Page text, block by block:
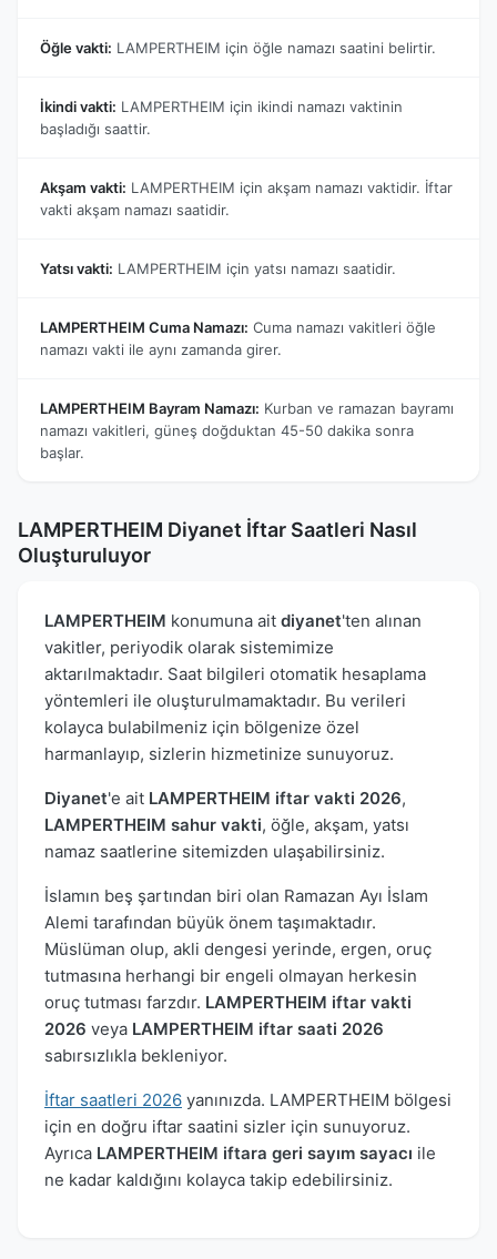
Öğle vakti: LAMPERTHEIM için öğle namazı saatini belirtir.
İkindi vakti: LAMPERTHEIM için ikindi namazı vaktinin
başladığı saattir.
Akşam vakti: LAMPERTHEIM için akşam namazı vaktidir. İftar
vakti akşam namazı saatidir.
Yatsı vakti: LAMPERTHEIM için yatsı namazı saatidir.
LAMPERTHEIM Cuma Namazı: Cuma namazı vakitleri öğle
namazı vakti ile aynı zamanda girer.
LAMPERTHEIM Bayram Namazı: Kurban ve ramazan bayramı
namazı vakitleri, güneş doğduktan 45-50 dakika sonra
başlar.
LAMPERTHEIM Diyanet İftar Saatleri Nasıl
Oluşturuluyor
LAMPERTHEIM konumuna ait diyanet'ten alınan
vakitler, periyodik olarak sistemimize
aktarılmaktadır. Saat bilgileri otomatik hesaplama
yöntemleri ile oluşturulmamaktadır. Bu verileri
kolayca bulabilmeniz için bölgenize özel
harmanlayıp, sizlerin hizmetinize sunuyoruz.
Diyanet'e ait LAMPERTHEIM iftar vakti 2026,
LAMPERTHEIM sahur vakti, öğle, akşam, yatsı
namaz saatlerine sitemizden ulaşabilirsiniz.
İslamın beş şartından biri olan Ramazan Ayı İslam
Alemi tarafından büyük önem taşımaktadır.
Müslüman olup, akli dengesi yerinde, ergen, oruç
tutmasına herhangi bir engeli olmayan herkesin
oruç tutması farzdır. LAMPERTHEIM iftar vakti
2026 veya LAMPERTHEIM iftar saati 2026
sabırsızlıkla bekleniyor.
İftar saatleri 2026 yanınızda. LAMPERTHEIM bölgesi
için en doğru iftar saatini sizler için sunuyoruz.
Ayrıca LAMPERTHEIM iftara geri sayım sayacı ile
ne kadar kaldığını kolayca takip edebilirsiniz.